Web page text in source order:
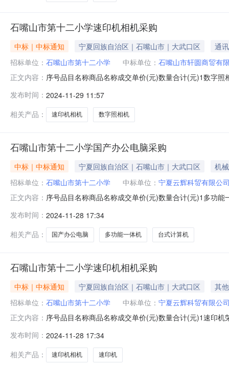
石嘴山市第十二小学速印机相机采购
中标｜中标通知 宁夏回族自治区｜石嘴山市｜大武口区
通
招标单位： 石嘴山市第十二小学 中标单位： 石嘴山市轩圆商贸有
正文内容： 序号品目名称商品名称成交单价(元)数量合计(元)1数字
电子邮箱nxzhwg1997@163.com供应商电子邮箱
发布时间： 2024-11-29 11:57
相关产品：
速印机相机 数字照相机
石嘴山市第十二小学国产办公电脑采购
中标｜中标通知 宁夏回族自治区｜石嘴山市｜大武口区
机
招标单位： 石嘴山市第十二小学 中标单位： 宁夏云辉科贸有限公
正文内容： 序号品目名称商品名称成交单价(元)数量合计(元)1多功
系人赵凯供应商联系人李焱采购单位联系方式
发布时间： 2024-11-28 17:34
相关产品：
国产办公电脑 多功能一体机 台式计算机
石嘴山市第十二小学速印机相机采购
中标｜中标通知 宁夏回族自治区｜石嘴山市｜大武口区
其他
招标单位： 石嘴山市第十二小学 中标单位： 宁夏云辉科贸有限公
正文内容： 序号品目名称商品名称成交单价(元)数量合计(元)1速印
nxzhwg1997@163.com供应商电子邮箱
发布时间： 2024-11-28 17:34
相关产品：
速印机相机 速印机